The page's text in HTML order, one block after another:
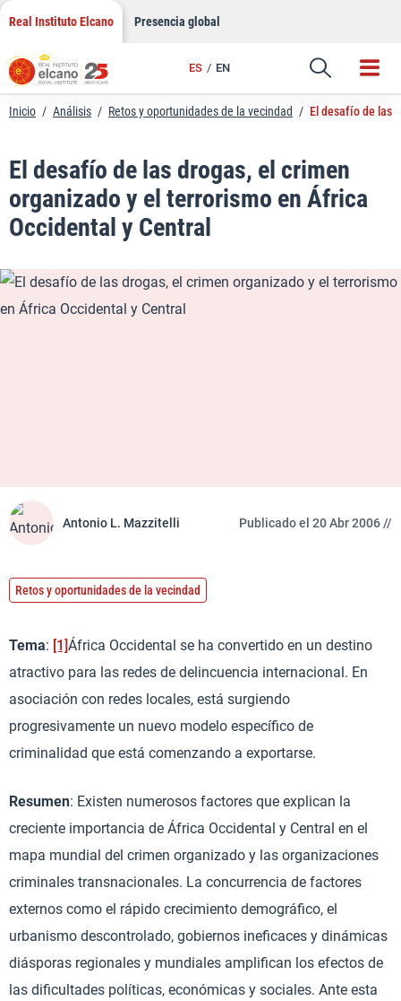
Saltar
contenido
Real Instituto Elcano Presencia global
ES EN
Enlace
Inicio / Análisis / Retos y oportunidades de la vecindad / El desafío de las
El desafío de las drogas, el crimen
organizado y el terrorismo en África
Occidental y Central
Antonio L. Mazzitelli Publicado el 20 Abr 2006 //
Retos y oportunidades de la vecindad
Tema: [1]África Occidental se ha convertido en un destino
atractivo para las redes de delincuencia internacional. En
asociación con redes locales, está surgiendo
progresivamente un nuevo modelo específico de
criminalidad que está comenzando a exportarse.
Resumen: Existen numerosos factores que explican la
creciente importancia de África Occidental y Central en el
mapa mundial del crimen organizado y las organizaciones
criminales transnacionales. La concurrencia de factores
externos como el rápido crecimiento demográfico, el
urbanismo descontrolado, gobiernos ineficaces y dinámicas
diásporas regionales y mundiales amplifican los efectos de
las dificultades políticas, económicas y sociales. Ante esta